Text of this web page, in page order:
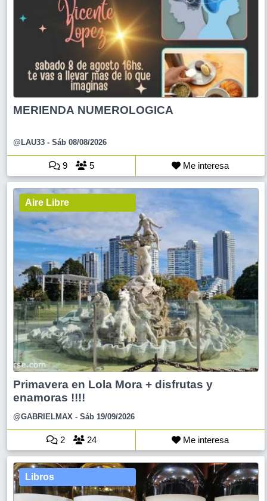
MERIENDA NUMEROLOGICA
@LAU33 - Sáb 08/08/2026
9 5 Me interesa
Aire Libre
Primavera en Lola Mora + disfrutas y
enamoras !!!!
@GABRIELMAX - Sáb 19/09/2026
2 24 Me interesa
Libros